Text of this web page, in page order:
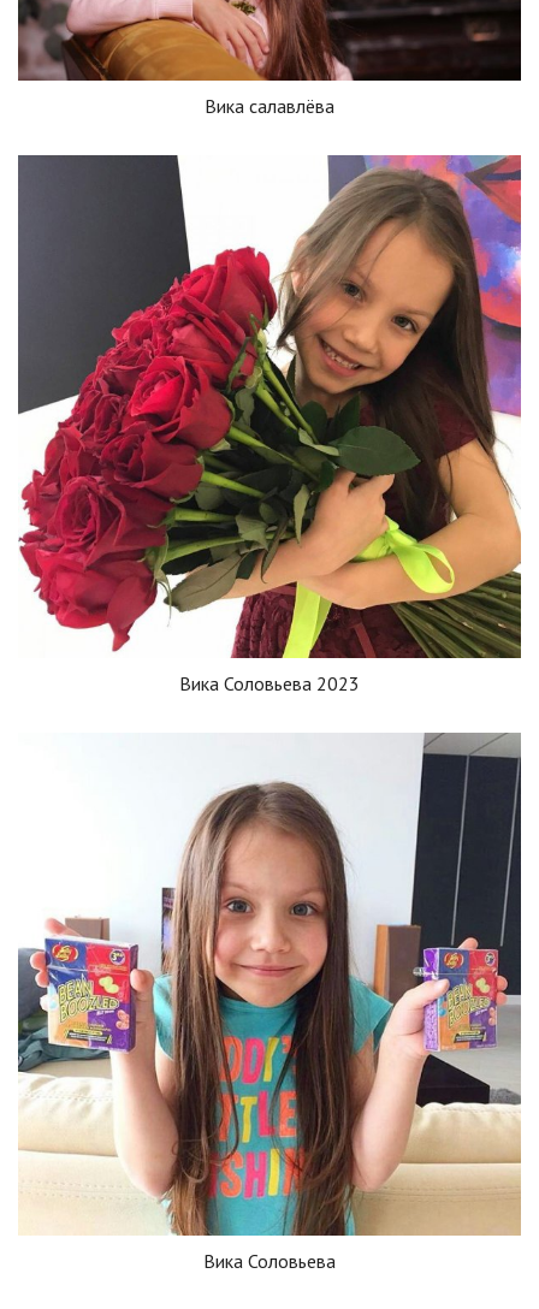
Вика салавлёва
Вика Соловьева 2023
Вика Соловьева